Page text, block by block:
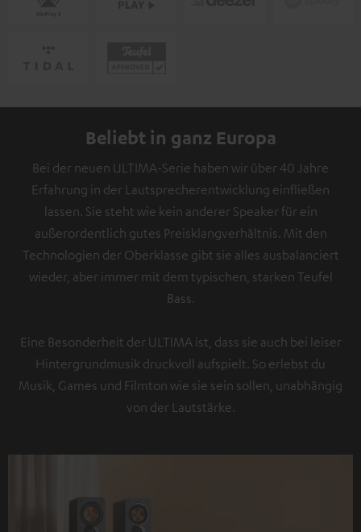
Beliebt in ganz Europa
Bei der neuen ULTIMA-Serie haben wir über 40 Jahre
Erfahrung in der Lautsprecherentwicklung einfließen
lassen. Sie steht wie kein anderer Speaker für ein
außerordentlich gutes Preisklangverhältnis. Mit den
Technologien der Oberklasse gibt sie alles ausbalanciert
wieder, aber immer mit dem typischen, starken Teufel
Bass.
Eine Besonderheit der ULTIMA ist, dass sie auch bei leiser
Hintergrundmusik druckvoll aufspielt. So erlebst du
Musik, Games und Filmton wie sie sein sollen, unabhängig
von der Lautstärke.